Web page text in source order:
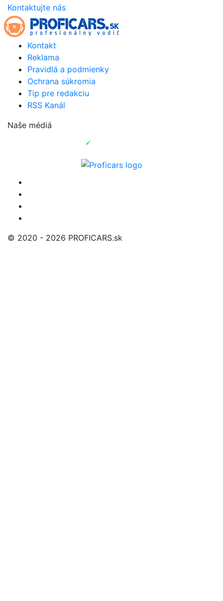
Kontaktujte nás
Kontakt
Reklama
Pravidlá a podmienky
Ochrana súkromia
Tip pre redakciu
RSS Kanál
Naše médiá
© 2020 - 2026 PROFICARS.sk